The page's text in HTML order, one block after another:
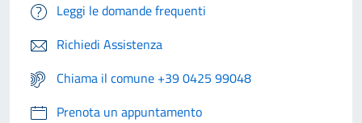
Leggi le domande frequenti
Richiedi Assistenza
Chiama il comune +39 0425 99048
Prenota un appuntamento